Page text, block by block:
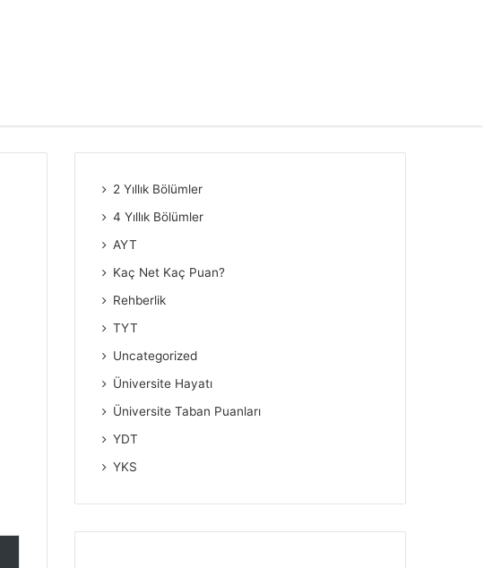
2 Yıllık Bölümler
4 Yıllık Bölümler
AYT
Kaç Net Kaç Puan?
Rehberlik
TYT
Uncategorized
Üniversite Hayatı
Üniversite Taban Puanları
YDT
YKS